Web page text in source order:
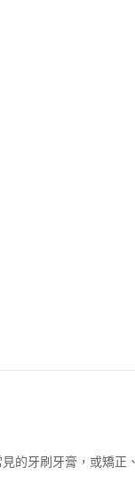
的牙刷牙膏，或矯正